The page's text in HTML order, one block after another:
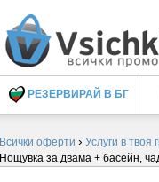
РЕЗЕРВИРАЙ В БГ
Всички оферти › Услуги в твоя
Нощувка за двама + басейн,